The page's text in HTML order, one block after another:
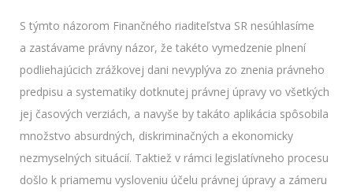
S týmto názorom Finančného riaditeľstva SR nesúhlasíme
a zastávame právny názor, že takéto vymedzenie plnení
podliehajúcich zrážkovej dani nevyplýva zo znenia právneho
predpisu a systematiky dotknutej právnej úpravy vo všetkých
jej časových verziách, a navyše by takáto aplikácia spôsobila
množstvo absurdných, diskriminačných a ekonomicky
nezmyselných situácií. Taktiež v rámci legislatívneho procesu
došlo k priamemu vysloveniu účelu právnej úpravy a zámeru